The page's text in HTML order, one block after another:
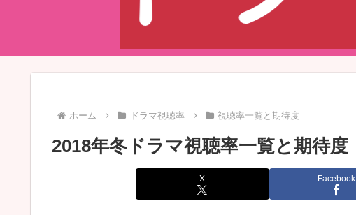
ホーム ドラマ視聴率 視聴率一覧と期待度
2018年冬ドラマ視聴率一覧と期待度
X
Facebook